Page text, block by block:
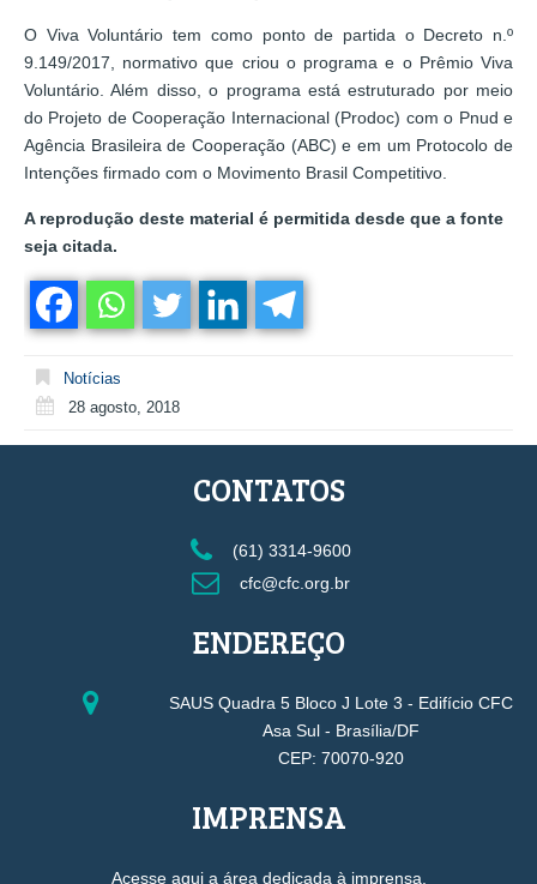
O Viva Voluntário tem como ponto de partida o Decreto n.º
9.149/2017, normativo que criou o programa e o Prêmio Viva
Voluntário. Além disso, o programa está estruturado por meio
do Projeto de Cooperação Internacional (Prodoc) com o Pnud e
Agência Brasileira de Cooperação (ABC) e em um Protocolo de
Intenções firmado com o Movimento Brasil Competitivo.
A reprodução deste material é permitida desde que a fonte
seja citada.
Notícias
28 agosto, 2018
CONTATOS
(61) 3314-9600
cfc@cfc.org.br
ENDEREÇO
SAUS Quadra 5 Bloco J Lote 3 - Edifício CFC
Asa Sul - Brasília/DF
CEP: 70070-920
IMPRENSA
Acesse aqui a área dedicada à imprensa.